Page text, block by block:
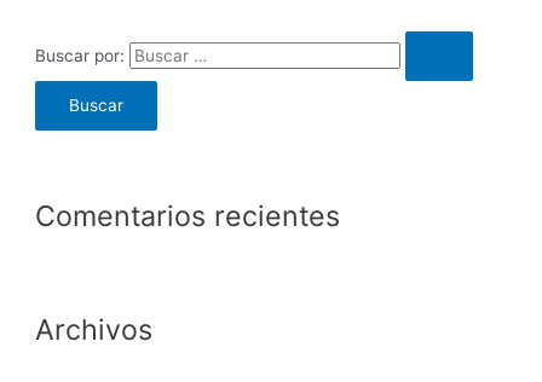
Buscar por:
Comentarios recientes
Archivos